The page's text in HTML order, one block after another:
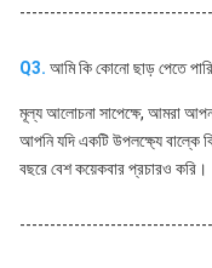
Q3. আমি কি কোনো ছাড় পেতে
মূল্য আলোচনা সাপেক্ষে, আমরা
আপনি যদি একটি উপলক্ষ্যে বাল্কে
বছরে বেশ কয়েকবার প্রচারও করি।